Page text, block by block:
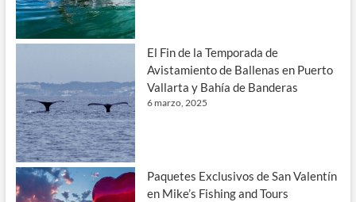
El Fin de la Temporada de
Avistamiento de Ballenas en Puerto
Vallarta y Bahía de Banderas
6 marzo, 2025
Paquetes Exclusivos de San Valentín
en Mike’s Fishing and Tours